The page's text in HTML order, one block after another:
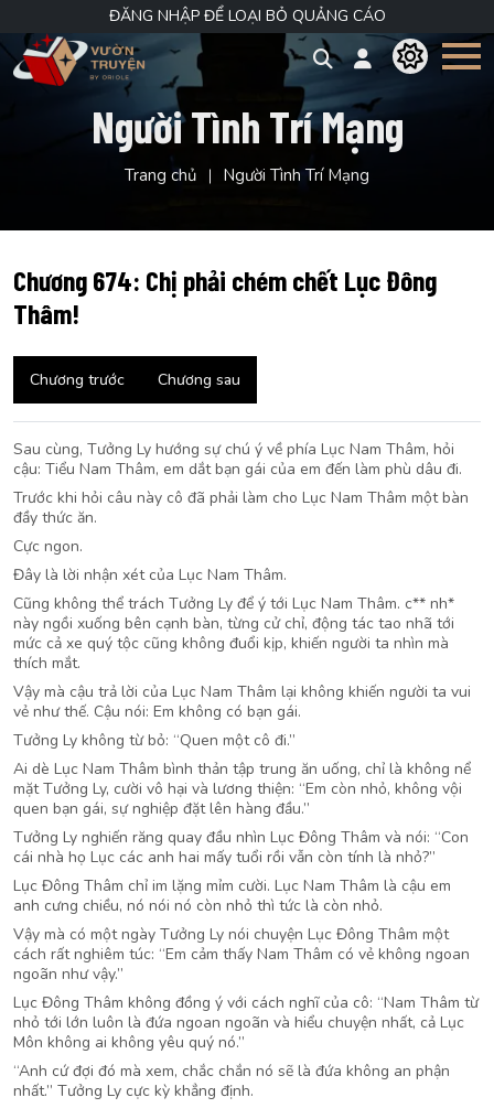
ĐĂNG NHẬP ĐỂ LOẠI BỎ QUẢNG CÁO
Người Tình Trí Mạng
Trang chủ Người Tình Trí Mạng
Chương 674: Chị phải chém chết Lục Đông
Thâm!
Chương trước Chương sau
Sau cùng, Tưởng Ly hướng sự chú ý về phía Lục Nam Thâm, hỏi
cậu: Tiểu Nam Thâm, em dắt bạn gái của em đến làm phù dâu đi.
Trước khi hỏi câu này cô đã phải làm cho Lục Nam Thâm một bàn
đầy thức ăn.
Cực ngon.
Đây là lời nhận xét của Lục Nam Thâm.
Cũng không thể trách Tưởng Ly để ý tới Lục Nam Thâm. c** nh*
này ngồi xuống bên cạnh bàn, từng cử chỉ, động tác tao nhã tới
mức cả xe quý tộc cũng không đuổi kịp, khiến người ta nhìn mà
thích mắt.
Vậy mà cậu trả lời của Lục Nam Thâm lại không khiến người ta vui
vẻ như thế. Cậu nói: Em không có bạn gái.
Tưởng Ly không từ bỏ: “Quen một cô đi.”
Ai dè Lục Nam Thâm bình thản tập trung ăn uống, chỉ là không nể
mặt Tưởng Ly, cười vô hại và lương thiện: “Em còn nhỏ, không vội
quen bạn gái, sự nghiệp đặt lên hàng đầu.”
Tưởng Ly nghiến răng quay đầu nhìn Lục Đông Thâm và nói: “Con
cái nhà họ Lục các anh hai mấy tuổi rồi vẫn còn tính là nhỏ?”
Lục Đông Thâm chỉ im lặng mỉm cười. Lục Nam Thâm là cậu em
anh cưng chiều, nó nói nó còn nhỏ thì tức là còn nhỏ.
Vậy mà có một ngày Tưởng Ly nói chuyện Lục Đông Thâm một
cách rất nghiêm túc: “Em cảm thấy Nam Thâm có vẻ không ngoan
ngoãn như vậy.”
Lục Đông Thâm không đồng ý với cách nghĩ của cô: “Nam Thâm từ
nhỏ tới lớn luôn là đứa ngoan ngoãn và hiểu chuyện nhất, cả Lục
Môn không ai không yêu quý nó.”
“Anh cứ đợi đó mà xem, chắc chắn nó sẽ là đứa không an phận
nhất.” Tưởng Ly cực kỳ khẳng định.